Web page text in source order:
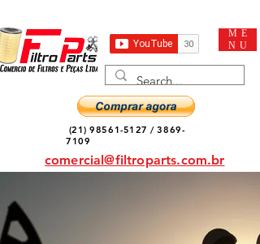
ME
NU
(21) 98561-5127 /3869-
7109
comercial@filtroparts.com.br